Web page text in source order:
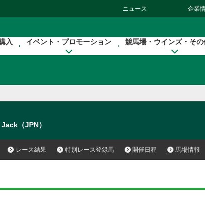
ニュース 企業
入 イベント・プロモーション 競馬場・ウインズ・そ
（JPN）
レース結果 特別レース登録馬 開催日程 馬場情報